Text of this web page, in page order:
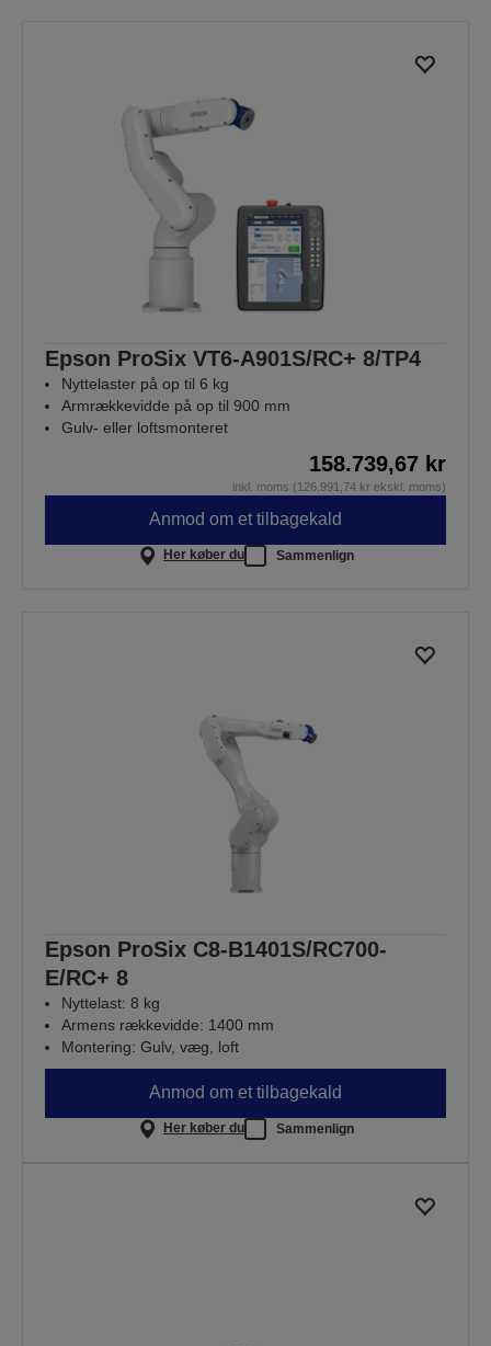
Epson ProSix VT6-A901S/RC+ 8/TP4
Nyttelaster på op til 6 kg
Armrækkevidde på op til 900 mm
Gulv- eller loftsmonteret
158.739,67 kr
inkl. moms (126.991,74 kr ekskl. moms)
Anmod om et tilbagekald
Her køber du Sammenlign
Epson ProSix C8-B1401S/RC700-
E/RC+ 8
Nyttelast: 8 kg
Armens rækkevidde: 1400 mm
Montering: Gulv, væg, loft
Anmod om et tilbagekald
Her køber du Sammenlign